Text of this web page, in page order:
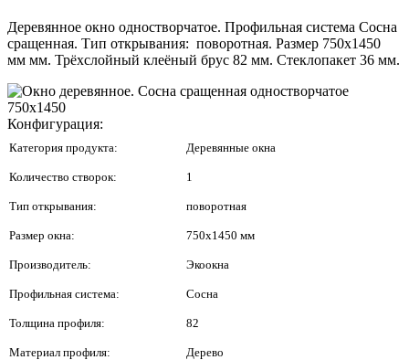
Деревянное окно одностворчатое. Профильная система Сосна
сращенная. Тип открывания: поворотная. Размер 750x1450
мм мм. Трёхслойный клеёный брус 82 мм. Стеклопакет 36 мм.
Конфигурация:
Категория продукта: Деревянные окна
Количество створок: 1
Тип открывания: поворотная
Размер окна: 750x1450 мм
Производитель: Экоокна
Профильная система: Сосна
Толщина профиля: 82
Материал профиля: Дерево